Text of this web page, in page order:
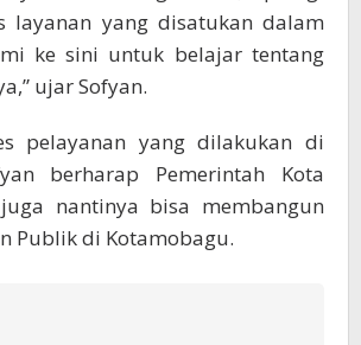
layanan yang disatukan dalam
ke sini untuk belajar tentang
ujar Sofyan.
pelayanan yang dilakukan di
berharap Pemerintah Kota
nantinya bisa membangun
Publik di Kotamobagu.